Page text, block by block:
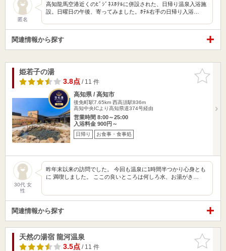
匿名
高知龍馬空港近くのﾋﾞｼﾞﾈｽﾎﾃﾙに併設された、日帰り温泉入浴施
設。日曜日の午後、寄ってみました。ﾎﾃﾙ右手の日帰り入浴…
関連情報から探す
お気に入
りに追加
姫若子の湯
3.8点/ 11 件
高知県 / 高知市
後免町駅7.65km 西高須駅836m
高知中央ICより高知県道374号経由
営業時間 8:00～25:00
入浴料金 900円～
日帰り お食事・食事処
30代 女
性
昨年末以来の訪問でした。 今回も温泉に1時間半つかり心身とも
に 満喫しました。 ここの良いところは何しろ水、お湯がき…
関連情報から探す
お気に入
りに追加
天然の湯宿 龍河温泉
3.5点/ 11 件